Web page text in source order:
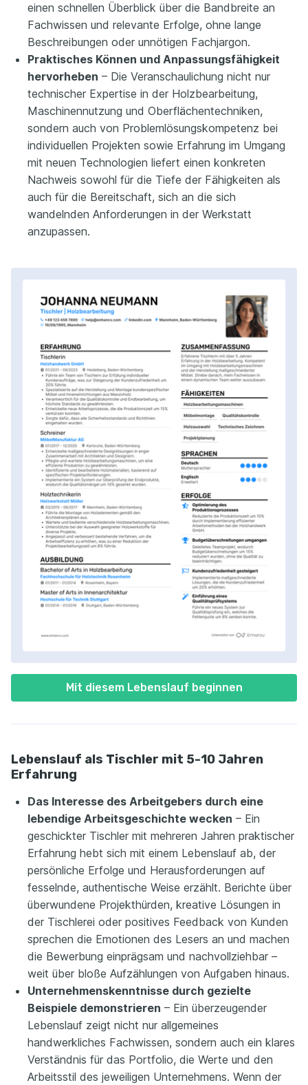
Mit diesem Lebenslauf beginnen
einen schnellen Überblick über die Bandbreite an
Fachwissen und relevante Erfolge, ohne lange
Beschreibungen oder unnötigen Fachjargon.
Praktisches Können und Anpassungsfähigkeit
hervorheben – Die Veranschaulichung nicht nur
technischer Expertise in der Holzbearbeitung,
Maschinennutzung und Oberflächentechniken,
sondern auch von Problemlösungskompetenz bei
individuellen Projekten sowie Erfahrung im Umgang
mit neuen Technologien liefert einen konkreten
Nachweis sowohl für die Tiefe der Fähigkeiten als
auch für die Bereitschaft, sich an die sich
wandelnden Anforderungen in der Werkstatt
anzupassen.
Lebenslauf als Tischler mit 5-10 Jahren
Erfahrung
Das Interesse des Arbeitgebers durch eine
lebendige Arbeitsgeschichte wecken – Ein
geschickter Tischler mit mehreren Jahren praktischer
Erfahrung hebt sich mit einem Lebenslauf ab, der
persönliche Erfolge und Herausforderungen auf
fesselnde, authentische Weise erzählt. Berichte über
überwundene Projekthürden, kreative Lösungen in
der Tischlerei oder positives Feedback von Kunden
sprechen die Emotionen des Lesers an und machen
die Bewerbung einprägsam und nachvollziehbar –
weit über bloße Aufzählungen von Aufgaben hinaus.
Unternehmenskenntnisse durch gezielte
Beispiele demonstrieren – Ein überzeugender
Lebenslauf zeigt nicht nur allgemeines
handwerkliches Fachwissen, sondern auch ein klares
Verständnis für das Portfolio, die Werte und den
Arbeitsstil des jeweiligen Unternehmens. Wenn der